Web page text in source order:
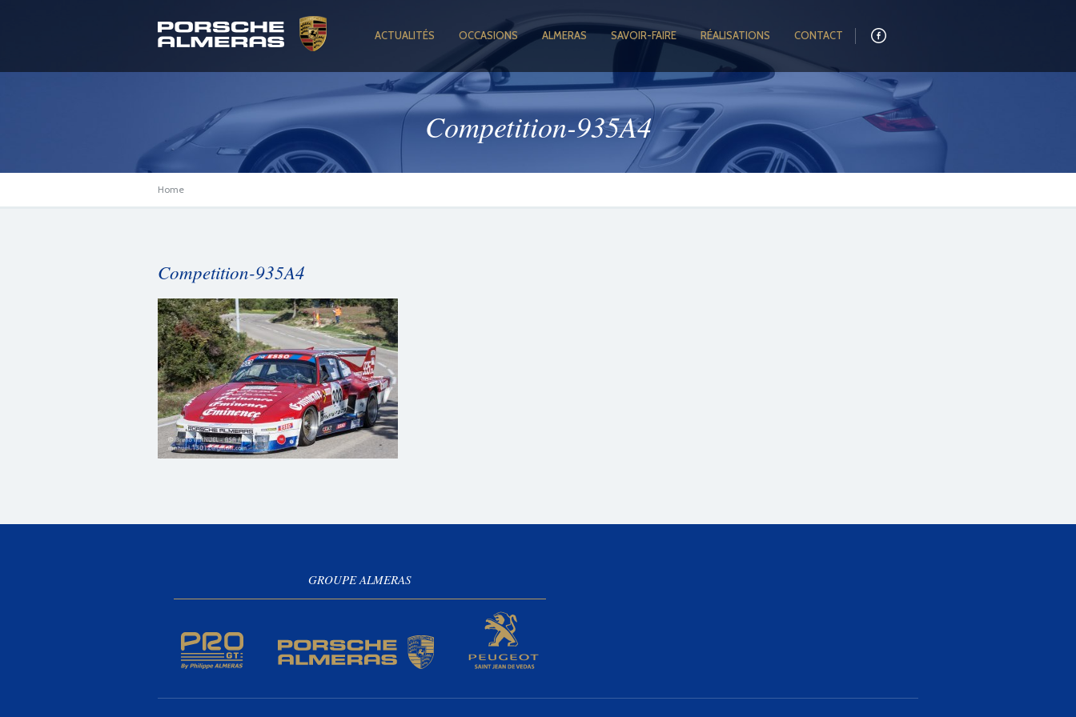
ACTUALITÉS OCCASIONS ALMERAS SAVOIR-FAIRE RÉALISATIONS CONTACT
Competition-935A4
Home
Competition-935A4
GROUPE ALMERAS